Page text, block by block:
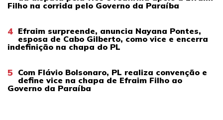
Filho na corrida pelo Governo da Paraíba
4 Efraim surpreende, anuncia Nayana Pontes,
esposa de Cabo Gilberto, como vice e encerra
indefinição na chapa do PL
5 Com Flávio Bolsonaro, PL realiza convenção e
define vice na chapa de Efraim Filho ao
Governo da Paraíba